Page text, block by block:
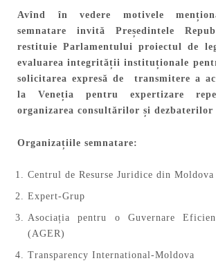
Avînd în vedere motivele
semnatare invită Președintele
restituie Parlamentului proiectul de
evaluarea integrității instituționale
solicitarea expresă de transmitere a
la Veneția pentru expertizare
organizarea consultărilor și dezbaterilor
Organizațiile semnatare:
Centrul de Resurse Juridice din Moldova
Expert-Grup
Asociația pentru o Guvernare
(AGER)
Transparency International-Moldova